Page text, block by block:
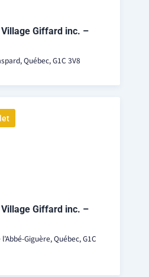
Village Giffard inc. –
Québec, G1C 3V8
Village Giffard inc. –
Giguère, Québec, G1C